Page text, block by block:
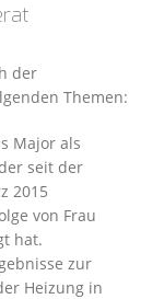
der
Themen:
Major als
seit der
2015
von Frau
hat.
zur
Heizung in